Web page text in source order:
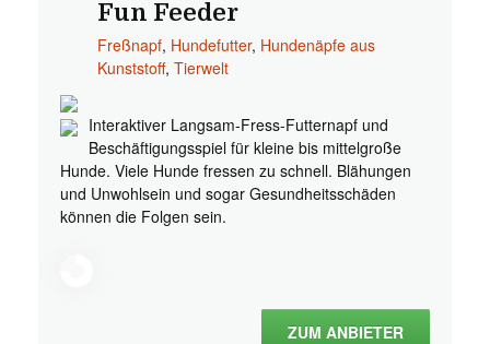
Fun Feeder
Freßnapf, Hundefutter, Hundenäpfe aus
Kunststoff, Tierwelt
Interaktiver Langsam-Fress-Futternapf und
Beschäftigungsspiel für kleine bis mittelgroße
Hunde. Viele Hunde fressen zu schnell. Blähungen
und Unwohlsein und sogar Gesundheitsschäden
können die Folgen sein.
ZUM ANBIETER